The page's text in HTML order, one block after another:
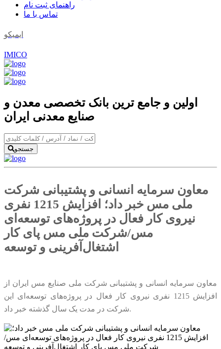
راهنمای ثبت نام
تماس با ما
ایمیکو
IMICO
اولین و جامع ترین بانک تخصصی معدن و
صنایع معدنی ایران
جستجو
معاون سرمایه انسانی و پشتیبانی شرکت
ملی مس خبر داد؛ افزایش 1215 نفری
نیروی کار فعال در پروژه‌های توسعه‌ای
مس/شرکت ملی مس پای کار
اشتغال‌آفرینی و توسعه
معاون سرمایه انسانی و پشتیبانی شرکت ملی صنایع مس ایران از
افزایش 1215 نفری نیروی کار فعال در پروژه‌های توسعه‌ای این
شرکت در مدت یک سال گذشته خبر داد.